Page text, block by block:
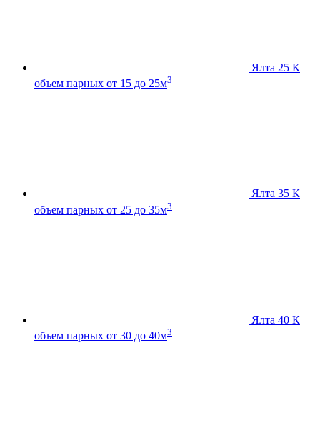
Ялта 25 К
объем парных от 15 до 25м3
Ялта 35 К
объем парных от 25 до 35м3
Ялта 40 К
объем парных от 30 до 40м3